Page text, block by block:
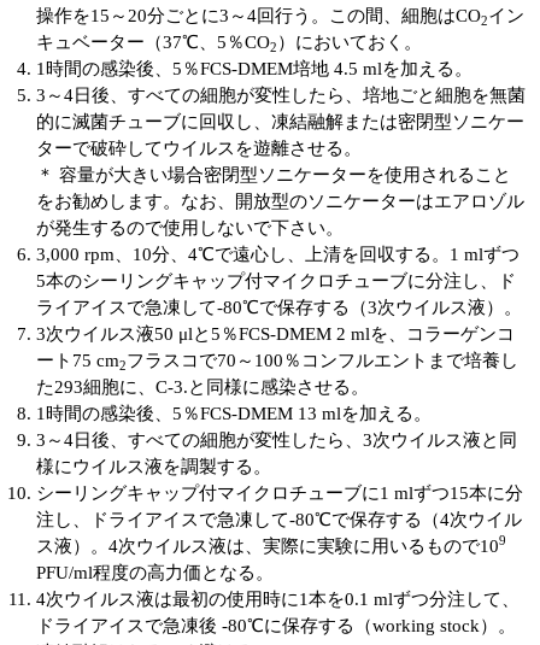
幹細胞・再生医療研究ガイド
クローニング実験ガイド
細胞選択ガイド
エピジェネティクス実験ガイド
RNAi実験ガイド
アプリケーションノート
プロトコール集
ユーザーズボイス集
動画ライブラリー
Q&A
操作を15～20分ごとに3～4回行う。この間、細胞はCO2イン
キュベーター（37℃、5％CO2 ）においておく。
1時間の感染後、5％FCS-DMEM培地 4.5 mlを加える。
3～4日後、すべての細胞が変性したら、培地ごと細胞を無菌
的に滅菌チューブに回収し、凍結融解または密閉型ソニケー
ターで破砕してウイルスを遊離させる。
＊ 容量が大きい場合密閉型ソニケーターを使用されること
をお勧めします。なお、開放型のソニケーターはエアロゾル
が発生するので使用しないで下さい。
3,000 rpm、10分、4℃で遠心し、上清を回収する。1 mlずつ
5本のシーリングキャップ付マイクロチューブに分注し、ド
ライアイスで急凍して‐80℃で保存する（3次ウイルス液）。
3次ウイルス液50 μlと5％FCS-DMEM 2 mlを、コラーゲンコ
ート75 cm2フラスコで70～100％コンフルエントまで培養し
た293細胞に、C-3.と同様に感染させる。
1時間の感染後、5％FCS-DMEM 13 mlを加える。
3～4日後、すべての細胞が変性したら、3次ウイルス液と同
様にウイルス液を調製する。
シーリングキャップ付マイクロチューブに1 mlずつ15本に分
注し、ドライアイスで急凍して‐80℃で保存する（4次ウイル
ス液）。4次ウイルス液は、実際に実験に用いるもので109
PFU/ml程度の高力価となる。
4次ウイルス液は最初の使用時に1本を0.1 mlずつ分注して、
ドライアイスで急凍後 ‐80℃に保存する（working stock）。